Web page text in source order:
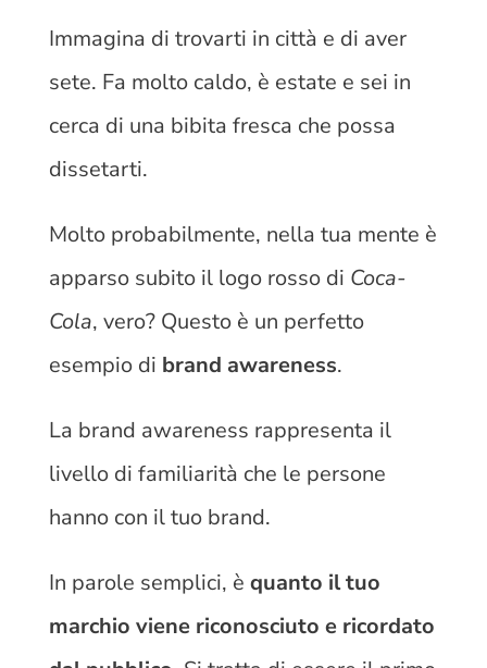
Immagina di trovarti in città e di aver
sete. Fa molto caldo, è estate e sei in
cerca di una bibita fresca che possa
dissetarti.
Molto probabilmente, nella tua mente è
apparso subito il logo rosso di Coca-
Cola, vero? Questo è un perfetto
esempio di brand awareness.
La brand awareness rappresenta il
livello di familiarità che le persone
hanno con il tuo brand.
In parole semplici, è quanto il tuo
marchio viene riconosciuto e ricordato